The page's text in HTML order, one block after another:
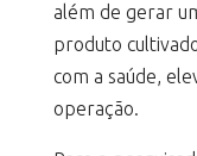
além de gerar
produto
com a saúde,
operação.